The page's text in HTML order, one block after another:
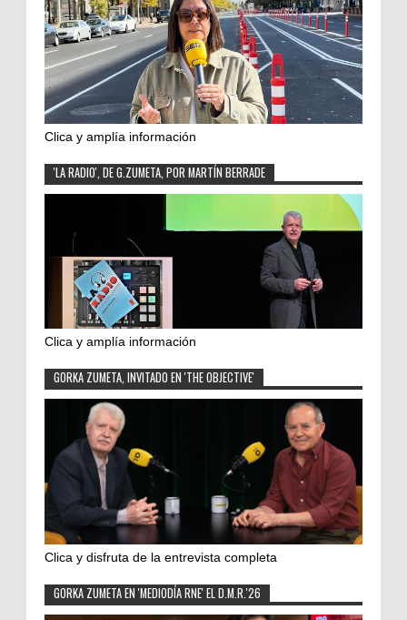
Clica y amplía información
'LA RADIO', DE G.ZUMETA, POR MARTÍN BERRADE
Clica y amplía información
GORKA ZUMETA, INVITADO EN 'THE OBJECTIVE'
Clica y disfruta de la entrevista completa
GORKA ZUMETA EN 'MEDIODÍA RNE' EL D.M.R.'26